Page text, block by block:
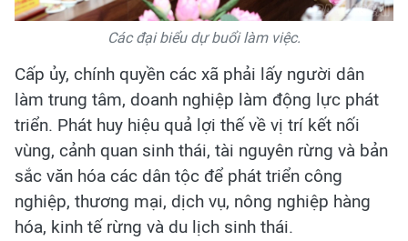
Các đại biểu dự buổi làm việc.
Cấp ủy, chính quyền các xã phải lấy người dân
làm trung tâm, doanh nghiệp làm động lực phát
triển. Phát huy hiệu quả lợi thế về vị trí kết nối
vùng, cảnh quan sinh thái, tài nguyên rừng và bản
sắc văn hóa các dân tộc để phát triển công
nghiệp, thương mại, dịch vụ, nông nghiệp hàng
hóa, kinh tế rừng và du lịch sinh thái.